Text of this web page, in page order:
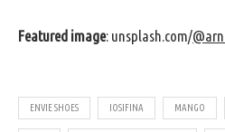
Featured image: unsplash.com/
ENVIE SHOES IOSIFINA MANGO